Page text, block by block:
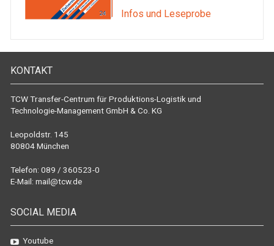
Infos und Leseprobe
KONTAKT
TCW Transfer-Centrum für Produktions-Logistik und
Technologie-Management GmbH & Co. KG
Leopoldstr. 145
80804 München
Telefon: 089 / 360523-0
E-Mail: mail@tcw.de
SOCIAL MEDIA
Youtube